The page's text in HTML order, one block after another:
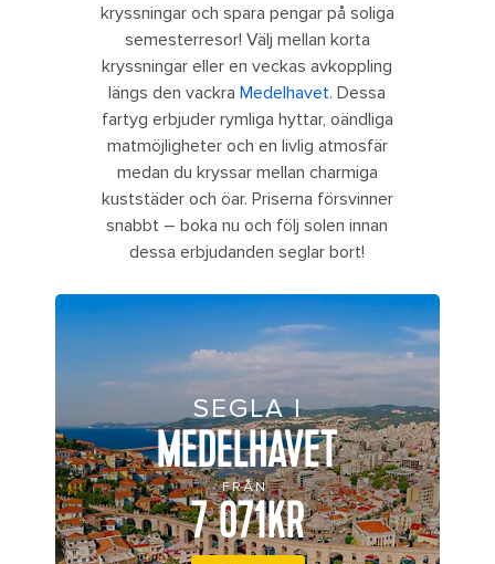
kryssningar och spara pengar på soliga
semesterresor! Välj mellan korta
kryssningar eller en veckas avkoppling
längs den vackraMedelhavet. Dessa
fartyg erbjuder rymliga hyttar, oändliga
matmöjligheter och en livlig atmosfär
medan du kryssar mellan charmiga
kuststäder och öar. Priserna försvinner
snabbt – boka nu och följ solen innan
dessa erbjudanden seglar bort!
SEGLA I
MEDELHAVET
FRÅN
7 071KR